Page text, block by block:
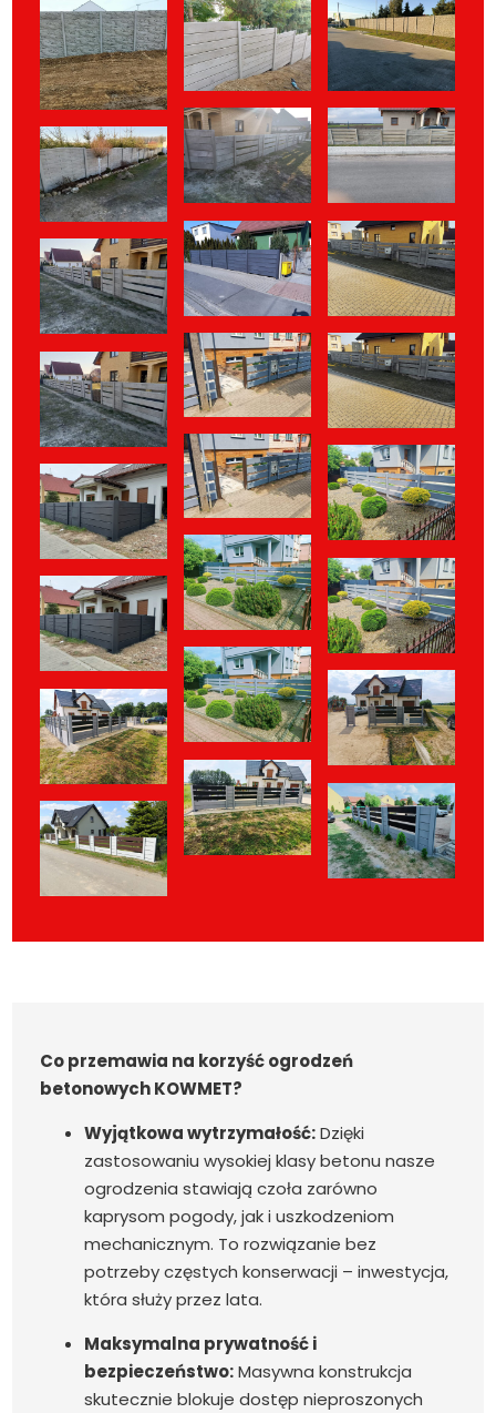
Co przemawia na korzyść ogrodzeń
betonowych KOWMET?
Wyjątkowa wytrzymałość:Dzięki
zastosowaniu wysokiej klasy betonu nasze
ogrodzenia stawiają czoła zarówno
kaprysom pogody, jak i uszkodzeniom
mechanicznym. To rozwiązanie bez
potrzeby częstych konserwacji – inwestycja,
która służy przez lata.
Maksymalna prywatność i
bezpieczeństwo:Masywna konstrukcja
skutecznie blokuje dostęp nieproszonych